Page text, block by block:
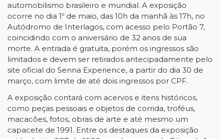
automobilismo brasileiro e mundial. A exposição
ocorre no dia 1º de maio, das 10h da manhã às 17h, no
Autódromo de Interlagos, com acesso pelo Portão 7,
coincidindo com o aniversário de 32 anos de sua
morte. A entrada é gratuita, porém os ingressos são
limitados e devem ser retirados antecipadamente pelo
site oficial do Senna Experience, a partir do dia 30 de
março, com limite de até dois ingressos por CPF.
A exposição contará com acervos e itens históricos,
como peças pessoais e objetos de corrida, troféus,
macacões, fotos, obras de arte e até mesmo um
capacete de 1991. Entre os destaques da exposição